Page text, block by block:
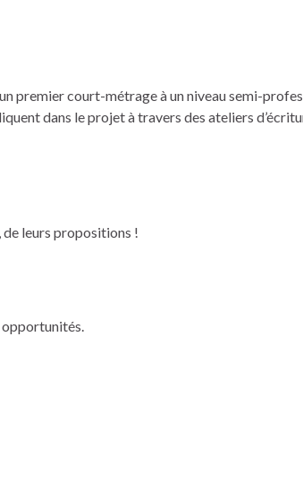
premier court-métrage à un niveau semi-
dans le projet à travers des ateliers
de leurs propositions !